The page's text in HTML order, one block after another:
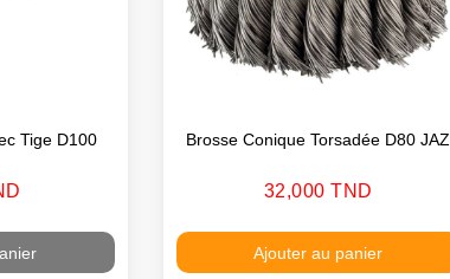
Tige D100
Brosse Conique Torsadée D80 JAZ
Prix
32,000 TND
Ajouter au panier